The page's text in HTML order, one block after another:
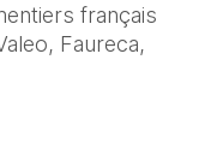
français
Faureca,